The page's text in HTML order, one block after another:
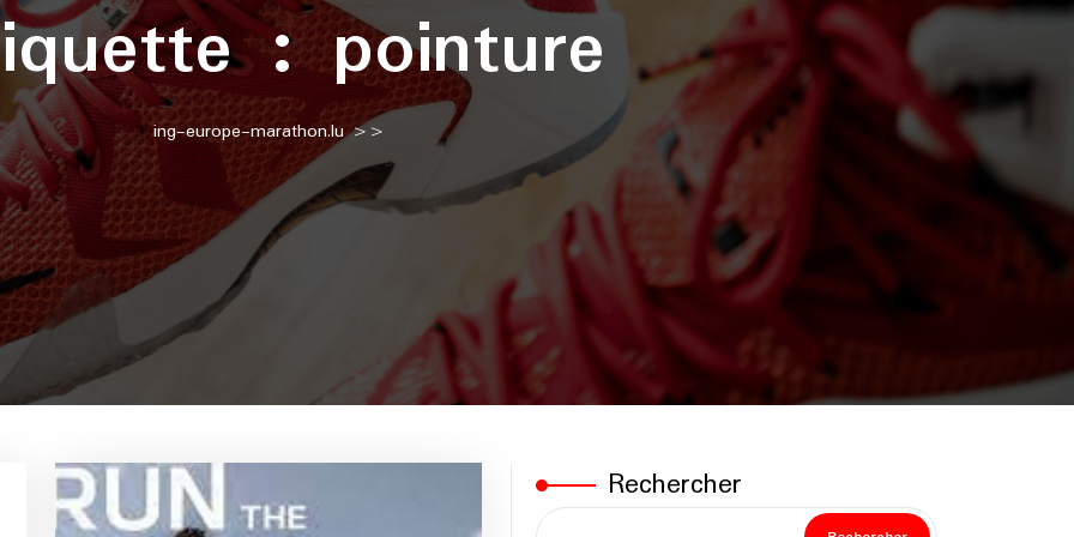
:pointure
ing-europe-marathon.lu>>
Rechercher